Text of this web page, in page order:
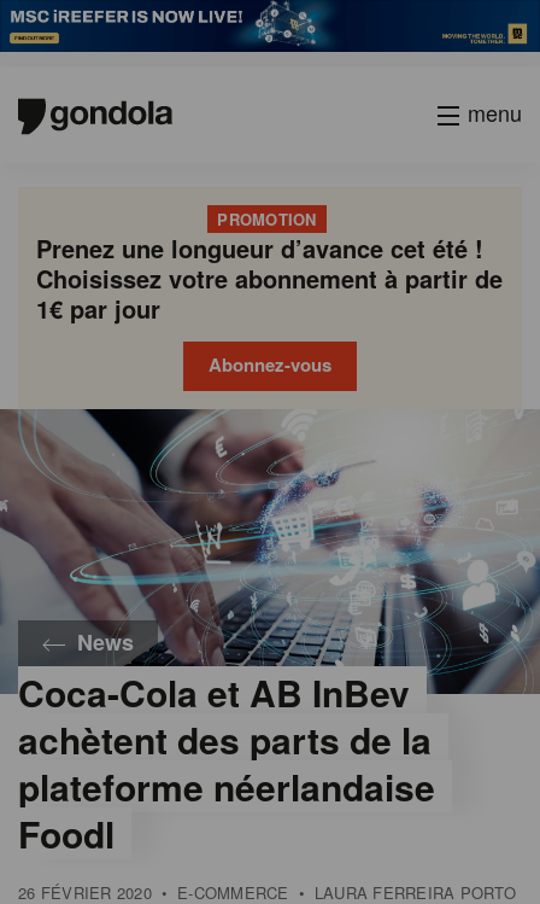
menu
PROMOTION
Prenez une longueur d’avance cet été !
Choisissez votre abonnement à partir de
1€ par jour
Abonnez-vous
News
Coca-Cola et AB InBev
achètent des parts de la
plateforme néerlandaise
Foodl
26 FÉVRIER 2020 • E-COMMERCE • LAURA FERREIRA PORTO
Gondola
academy
Gondola
society